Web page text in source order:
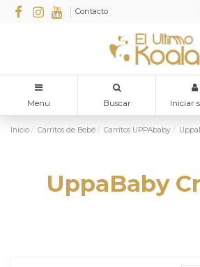
Contacto
Menu Buscar Iniciar
Inicio Carritos de Bebé Carritos UPPAbaby
UppaBaby